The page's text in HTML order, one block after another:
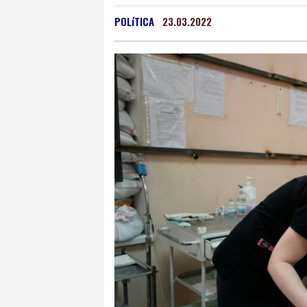
Oaxaca
14 °C
Mexico City
Caracas
24 °C
Panama City
POLíTICA 23.03.2022